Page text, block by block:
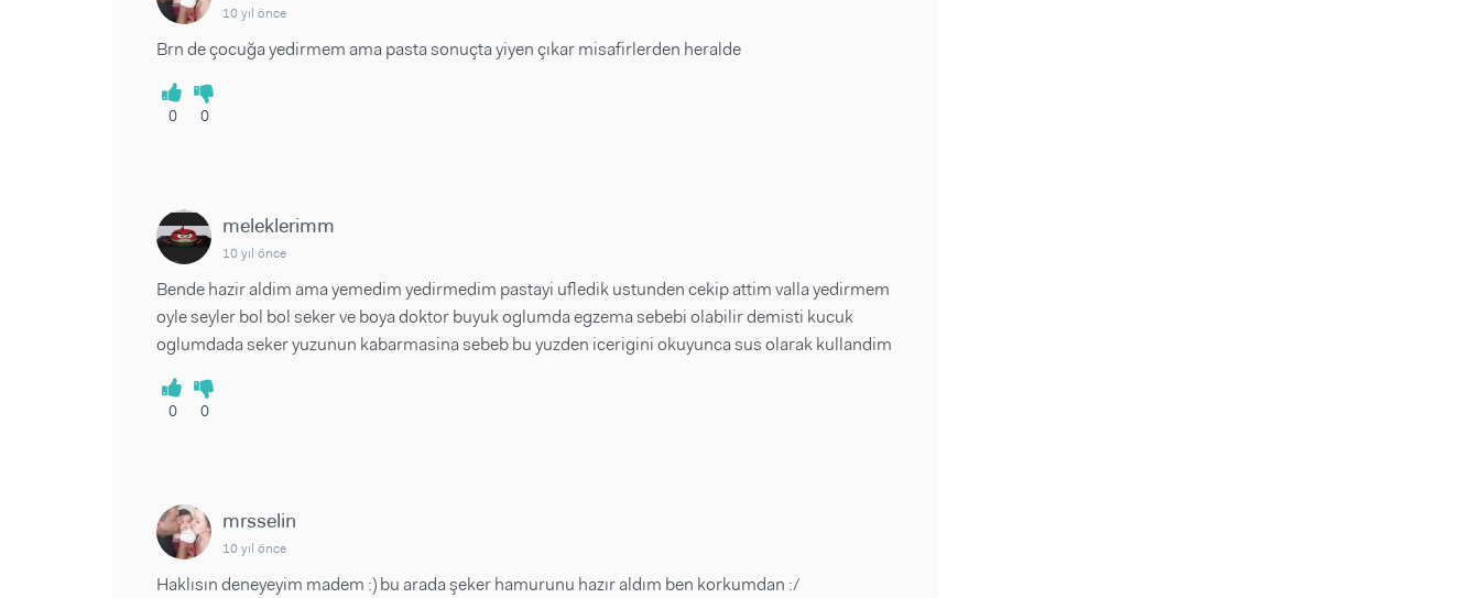
10 yıl önce
Brn de çocuğa yedirmem ama pasta sonuçta yiyen çıkar misafirlerden heralde
0 0
meleklerimm
10 yıl önce
Bende hazir aldim ama yemedim yedirmedim pastayi ufledik ustunden cekip attim valla yedirmem
oyle seyler bol bol seker ve boya doktor buyuk oglumda egzema sebebi olabilir demisti kucuk
oglumdada seker yuzunun kabarmasina sebeb bu yuzden icerigini okuyunca sus olarak kullandim
0 0
mrsselin
10 yıl önce
Haklısın deneyeyim madem :) bu arada şeker hamurunu hazır aldım ben korkumdan :/